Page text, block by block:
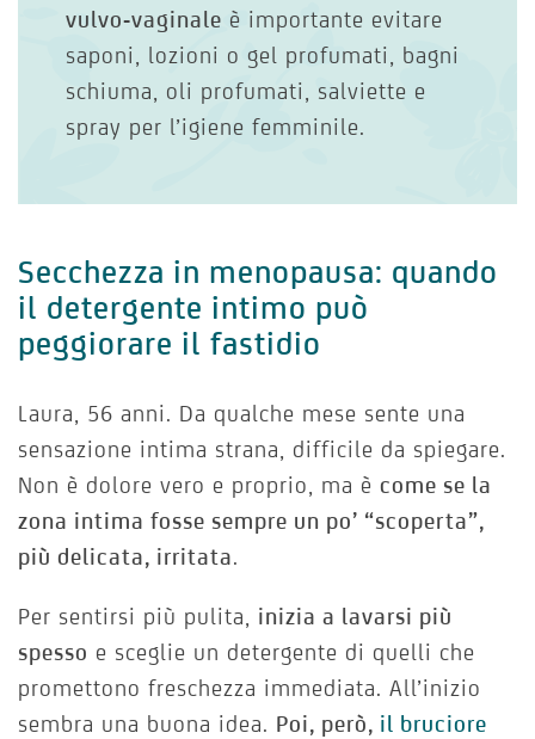
vulvo-vaginale è importante evitare
saponi, lozioni o gel profumati, bagni
schiuma, oli profumati, salviette e
spray per l’igiene femminile.
Secchezza in menopausa: quando
il detergente intimo può
peggiorare il fastidio
Laura, 56 anni. Da qualche mese sente una
sensazione intima strana, difficile da spiegare.
Non è dolore vero e proprio, ma è come se la
zona intima fosse sempre un po’ “scoperta”,
più delicata, irritata.
Per sentirsi più pulita, inizia a lavarsi più
spesso e sceglie un detergente di quelli che
promettono freschezza immediata. All’inizio
sembra una buona idea. Poi, però, il bruciore